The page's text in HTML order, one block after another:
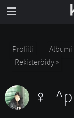
Profiili Albumi
Rekisteröidy »